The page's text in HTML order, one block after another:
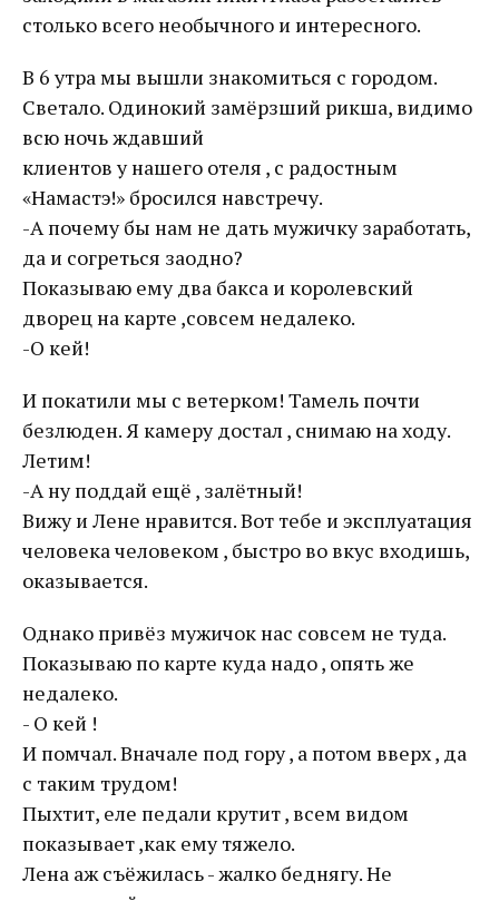
столько всего необычного и интересного.
В 6 утра мы вышли знакомиться с городом.
Светало. Одинокий замёрзший рикша, видимо
всю ночь ждавший
клиентов у нашего отеля , с радостным
«Намастэ!» бросился навстречу.
-А почему бы нам не дать мужичку заработать,
да и согреться заодно?
Показываю ему два бакса и королевский
дворец на карте ,совсем недалеко.
-О кей!
И покатили мы с ветерком! Тамель почти
безлюден. Я камеру достал , снимаю на ходу.
Летим!
-А ну поддай ещё , залётный!
Вижу и Лене нравится. Вот тебе и эксплуатация
человека человеком , быстро во вкус входишь,
оказывается.
Однако привёз мужичок нас совсем не туда.
Показываю по карте куда надо , опять же
недалеко.
- О кей !
И помчал. Вначале под гору , а потом вверх , да
с таким трудом!
Пыхтит, еле педали крутит , всем видом
показывает ,как ему тяжело.
Лена аж съёжилась - жалко беднягу. Не